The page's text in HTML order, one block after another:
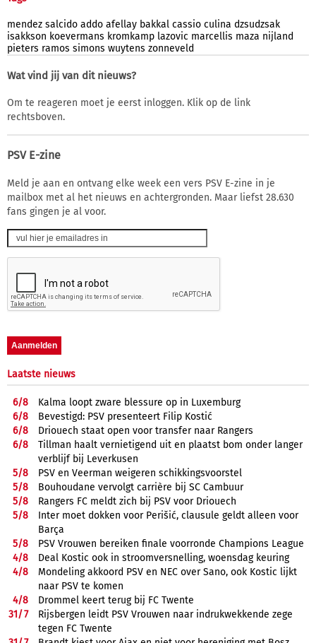
mendez salcido addo afellay bakkal cassio culina dzsudzsak
isakkson koevermans kromkamp lazovic marcellis maza nijland
pieters ramos simons wuytens zonneveld
Wat vind jij van dit nieuws?
Om te reageren moet je eerst inloggen. Klik op de link
rechtsboven.
PSV E-zine
Meld je aan en ontvang elke week een vers PSV E-zine in je
mailbox met al het nieuws en achtergronden. Maar liefst 28.630
fans gingen je al voor.
Laatste nieuws
6/8
Kalma loopt zware blessure op in Luxemburg
6/8
Bevestigd: PSV presenteert Filip Kostić
6/8
Driouech staat open voor transfer naar Rangers
6/8
Tillman haalt vernietigend uit en plaatst bom onder langer
verblijf bij Leverkusen
5/8
PSV en Veerman weigeren schikkingsvoorstel
5/8
Bouhoudane vervolgt carrière bij SC Cambuur
5/8
Rangers FC meldt zich bij PSV voor Driouech
5/8
Inter moet dokken voor Perišić, clausule geldt alleen voor
Barça
5/8
PSV Vrouwen bereiken finale voorronde Champions League
4/8
Deal Kostic ook in stroomversnelling, woensdag keuring
4/8
Mondeling akkoord PSV en NEC over Sano, ook Kostic lijkt
naar PSV te komen
4/8
Drommel keert terug bij FC Twente
31/7
Rijsbergen leidt PSV Vrouwen naar indrukwekkende zege
tegen FC Twente